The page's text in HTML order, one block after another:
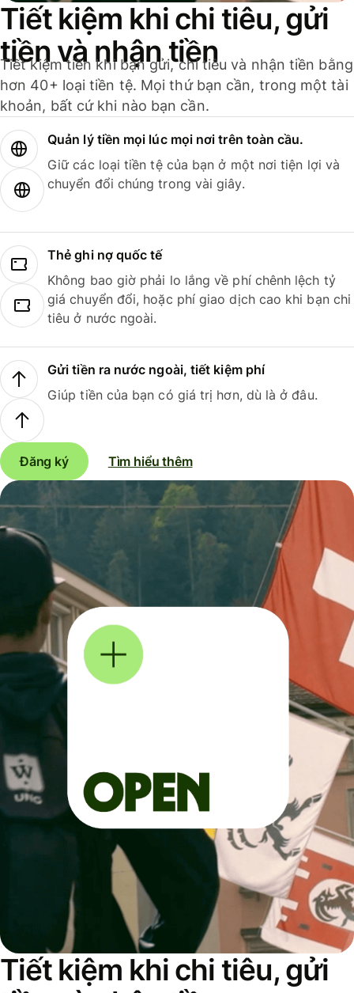
Tiết kiệm khi chi tiêu, gửi
tiền và nhận tiền
Tiết kiệm tiền khi bạn gửi, chi tiêu và nhận tiền bằng
hơn 40+ loại tiền tệ. Mọi thứ bạn cần, trong một tài
khoản, bất cứ khi nào bạn cần.
Quản lý tiền mọi lúc mọi nơi trên toàn cầu.
Giữ các loại tiền tệ của bạn ở một nơi tiện lợi và
chuyển đổi chúng trong vài giây.
Thẻ ghi nợ quốc tế
Không bao giờ phải lo lắng về phí chênh lệch tỷ
giá chuyển đổi, hoặc phí giao dịch cao khi bạn chi
tiêu ở nước ngoài.
Gửi tiền ra nước ngoài, tiết kiệm phí
Giúp tiền của bạn có giá trị hơn, dù là ở đâu.
Đăng ký Tìm hiểu thêm
Tiết kiệm khi chi tiêu, gửi